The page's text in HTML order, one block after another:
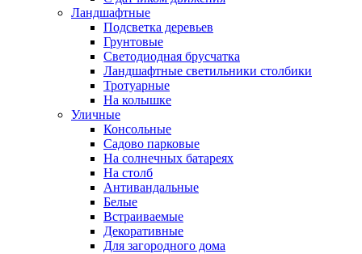
Ландшафтные
Подсветка деревьев
Грунтовые
Светодиодная брусчатка
Ландшафтные светильники столбики
Тротуарные
На колышке
Уличные
Консольные
Садово парковые
На солнечных батареях
На столб
Антивандальные
Белые
Встраиваемые
Декоративные
Для загородного дома